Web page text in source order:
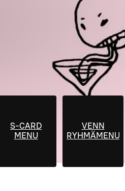
S-CARD
MENU
VENN
RYHMÄMENUT